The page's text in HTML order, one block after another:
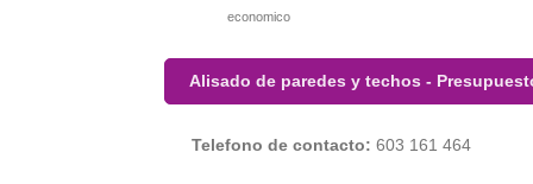
economico
Alisado de paredes y techos -
Telefono de contacto: 603 161 464